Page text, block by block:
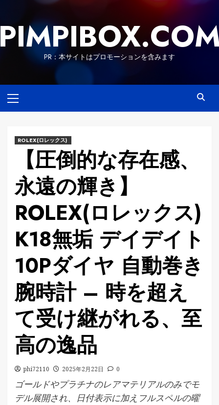
content
PR：本サイトはプロモーションを含みます
Menu
ROLEX(ロレックス)
【圧倒的な存在感、
永遠の輝き】
ROLEX(ロレックス)
K18無垢 デイデイト
10Pダイヤ 自動巻き
腕時計 – 時を超え
て受け継がれる、至
高の逸品
phi72110 2025年2月22日 0
ゴールドやプラチナのレアマテリアルのみでモ
デル展開され、日付表示に加えフルスペルの曜